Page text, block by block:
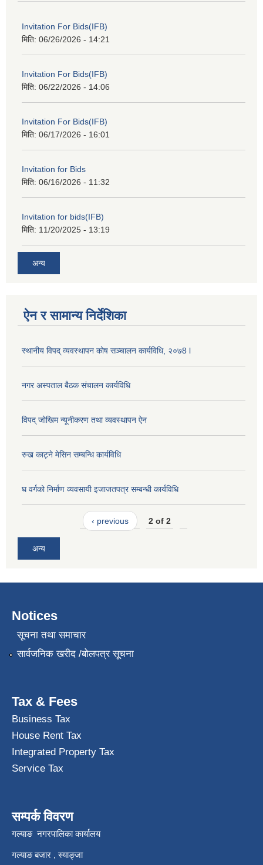
Invitation For Bids(IFB)
मिति: 06/26/2026 - 14:21
Invitation For Bids(IFB)
मिति: 06/22/2026 - 14:06
Invitation For Bids(IFB)
मिति: 06/17/2026 - 16:01
Invitation for Bids
मिति: 06/16/2026 - 11:32
Invitation for bids(IFB)
मिति: 11/20/2025 - 13:19
अन्य
ऐन र सामान्य निर्देशिका
स्थानीय विपद् व्यवस्थापन कोष सञ्चालन कार्यविधि, २०७8 l
नगर अस्पताल बैठक संचालन कार्यविधि
विपद् जोखिम न्यूनीकरण तथा व्यवस्थापन ऐन
रुख काट्ने मेसिन सम्बन्धि कार्यविधि
घ वर्गको निर्माण व्यवसायी इजाजतपत्र सम्बन्धी कार्यविधि
‹ previous 2 of 2
अन्य
Notices
सूचना तथा समाचार
सार्वजनिक खरीद /बोलपत्र सूचना
Tax & Fees
Business Tax
House Rent Tax
Integrated Property Tax
Service Tax
सम्पर्क विवरण
गल्याङ नगरपालिका कार्यालय
गल्याङ बजार , स्याङ्जा